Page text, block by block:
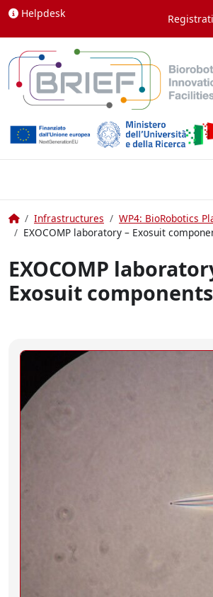
Skip to content
Helpdesk
HomeInfrastructures
WP4: BioRobotics
EXOCOMP laboratory – Exosuit
EXOCOMP
Exosuit components